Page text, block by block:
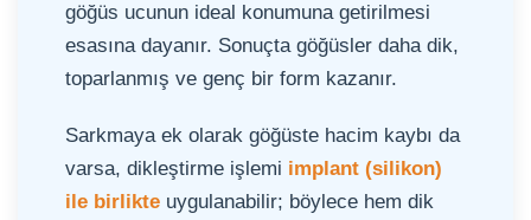
göğüs ucunun ideal konumuna getirilmesi
esasına dayanır. Sonuçta göğüsler daha dik,
toparlanmış ve genç bir form kazanır.
Sarkmaya ek olarak göğüste hacim kaybı da
varsa, dikleştirme işlemi implant (silikon)
ile birlikte uygulanabilir; böylece hem dik